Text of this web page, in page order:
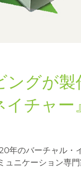
ングが製
イチャ
年のバーチャル・
ュニケーション専